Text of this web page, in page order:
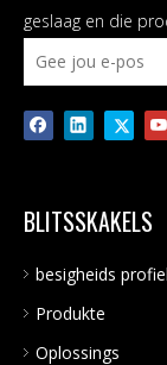
geslaag en die
BLITSSKAKELS
besigheids profiel
Produkte
Oplossings